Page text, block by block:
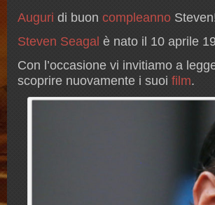
Auguri di buon compleanno
Steven Seagal è nato il 10 aprile
Con l’occasione vi invitiamo a
scoprire nuovamente i suoi film.